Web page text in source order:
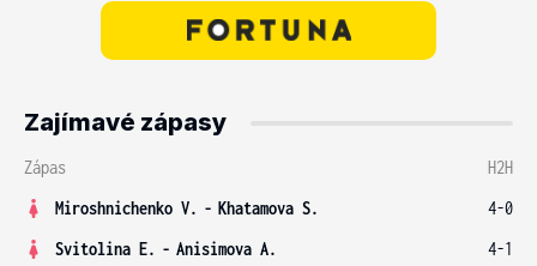
Zajímavé zápasy
Zápas
H2H
Miroshnichenko V. - Khatamova S.
4-0
Svitolina E. - Anisimova A.
4-1